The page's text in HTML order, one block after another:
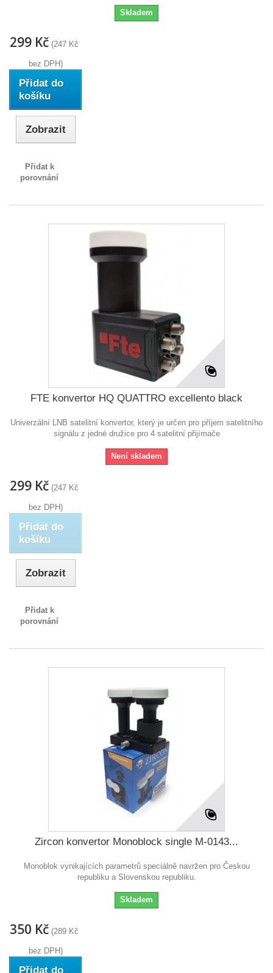
Skladem
299 Kč (247 Kč
bez DPH)
Přidat do
košíku
Zobrazit
Přidat k
porovnání
FTE konvertor HQ QUATTRO excellento black
Univerzální LNB satelitní konvertor, který je určen pro příjem satelitního
signálu z jedné družice pro 4 satelitní přijímače
Není skladem
299 Kč (247 Kč
bez DPH)
Přidat do
košíku
Zobrazit
Přidat k
porovnání
Zircon konvertor Monoblock single M-0143...
Monoblok vynikajících parametrů speciálně navržen pro Českou
republiku a Slovenskou republiku.
Skladem
350 Kč (289 Kč
bez DPH)
Přidat do